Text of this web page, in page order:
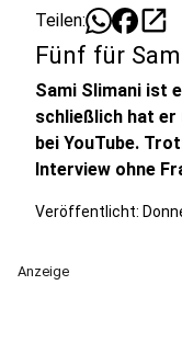
Teilen: open_in_new
Fünf für
Sami Slimani ist
schließlich hat er
bei YouTube.
Interview ohne
Veröffentlicht:
Anzeige